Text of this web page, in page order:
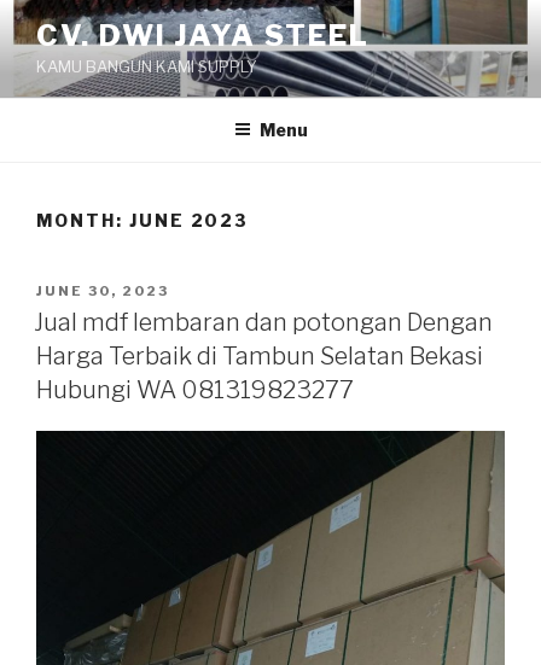
Skip
to
content
CV. DWI JAYA STEEL
KAMU BANGUN KAMI SUPPLY
Menu
MONTH: JUNE 2023
POSTED
ON
JUNE 30, 2023
Jual mdf lembaran dan potongan Dengan
Harga Terbaik di Tambun Selatan Bekasi
Hubungi WA 081319823277